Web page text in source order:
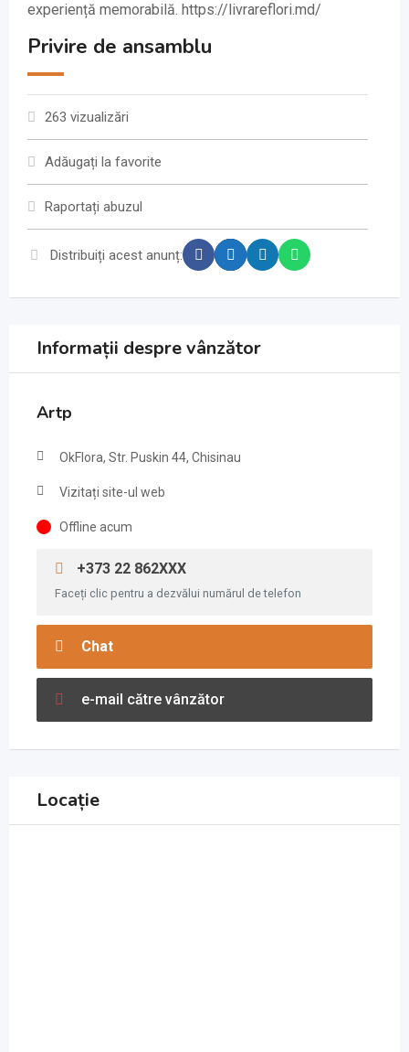
experiență memorabilă. https://livrareflori.md/
Privire de ansamblu
263 vizualizări
Adăugați la favorite
Raportați abuzul
Distribuiți acest anunț:
Informații despre vânzător
Artp
OkFlora, Str. Puskin 44, Chisinau
Vizitați site-ul web
Offline acum
+373 22 862XXX
Faceți clic pentru a dezvălui numărul de telefon
Chat
e-mail către vânzător
Locație